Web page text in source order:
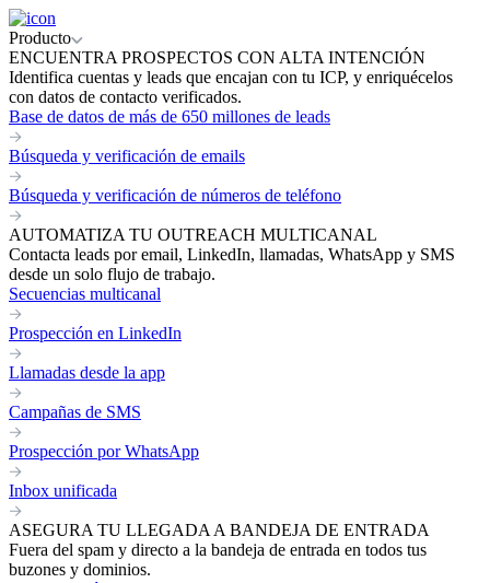
Producto
ENCUENTRA PROSPECTOS CON ALTA INTENCIÓN
Identifica cuentas y leads que encajan con tu ICP, y enriquécelos
con datos de contacto verificados.
Base de datos de más de 650 millones de leads
Búsqueda y verificación de emails
Búsqueda y verificación de números de teléfono
AUTOMATIZA TU OUTREACH MULTICANAL
Contacta leads por email, LinkedIn, llamadas, WhatsApp y SMS
desde un solo flujo de trabajo.
Secuencias multicanal
Prospección en LinkedIn
Llamadas desde la app
Campañas de SMS
Prospección por WhatsApp
Inbox unificada
ASEGURA TU LLEGADA A BANDEJA DE ENTRADA
Fuera del spam y directo a la bandeja de entrada en todos tus
buzones y dominios.